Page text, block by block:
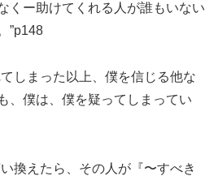
くー助けてくれる人が誰もいない
”p148
しまった以上、僕を信じる他な
、僕は、僕を疑ってしまってい
換えたら、その人が『〜すべき